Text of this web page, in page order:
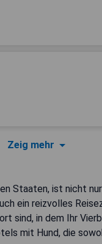
Zeig mehr
Staaten, ist nicht
ein reizvolles
sind, in dem Ihr
mit Hund, die